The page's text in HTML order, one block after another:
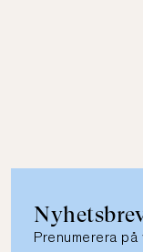
Prenumerera